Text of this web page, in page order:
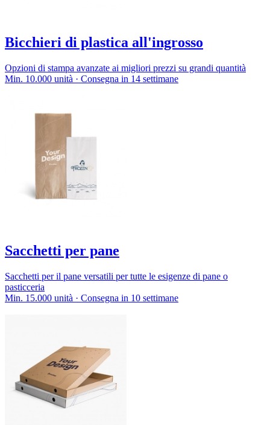
Bicchieri di plastica all'ingrosso
Opzioni di stampa avanzate ai migliori prezzi su grandi quantità
Min. 10.000 unità · Consegna in 14 settimane
Sacchetti per pane
Sacchetti per il pane versatili per tutte le esigenze di pane o
pasticceria
Min. 15.000 unità · Consegna in 10 settimane